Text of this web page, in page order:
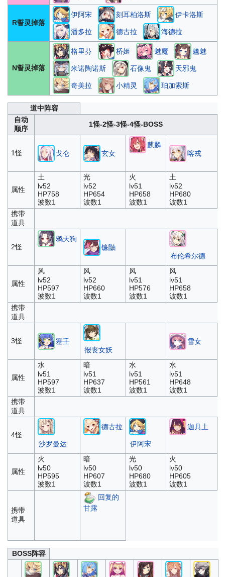
R誓灵掉落
伊阿宋 刻耳柏洛斯 伊卡洛斯
潘多拉 德古拉 海德拉
N誓灵掉落
格里芬 桥姬 魅魔 魑魅
米诺陶诺斯 石像鬼 天邪鬼
奇美拉 小精灵 珀加索斯
道中阵容
自动
顺序
1怪-2怪-3怪-4怪-BOSS
1怪 戈仑 玄女
麒麟
喀戎
属性
土
lv52
HP758
波数1
光
lv52
HP654
波数1
火
lv51
HP658
波数1
土
lv52
HP680
波数1
携带
道具
2怪
鸦天狗
镰鼬
布伦希尔德
属性
风
lv52
HP597
波数1
风
lv52
HP660
波数1
风
lv51
HP576
波数1
风
lv51
HP658
波数1
携带
道具
3怪
塞壬
报丧女妖
雪女
属性
水
lv51
HP597
波数1
暗
lv51
HP637
波数1
水
lv51
HP561
波数1
水
lv51
HP648
波数1
携带
道具
4怪
沙罗曼达
德古拉
伊阿宋
迦具土
属性
火
lv50
HP595
波数1
暗
lv50
HP607
波数1
光
lv50
HP680
波数1
火
lv50
HP605
波数1
携带
道具
回复的
甘露
BOSS阵容